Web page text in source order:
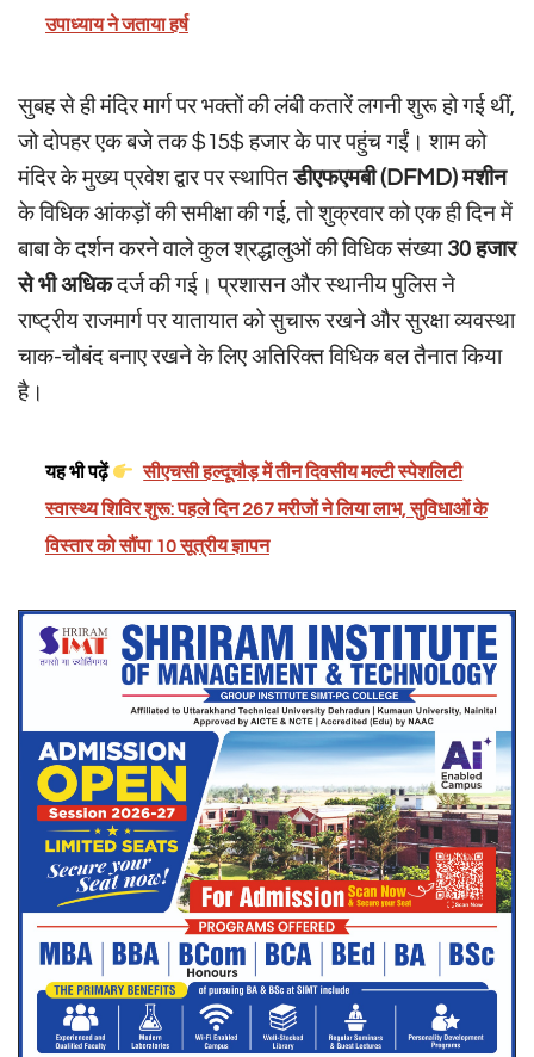
उपाध्याय ने जताया हर्ष
सुबह से ही मंदिर मार्ग पर भक्तों की लंबी कतारें लगनी शुरू हो गई थीं,
जो दोपहर एक बजे तक$15$ हजार के पार पहुंच गईं। शाम को
मंदिर के मुख्य प्रवेश द्वार पर स्थापितडीएफएमबी (DFMD) मशीन
के विधिक आंकड़ों की समीक्षा की गई, तो शुक्रवार को एक ही दिन में
बाबा के दर्शन करने वाले कुल श्रद्धालुओं की विधिक संख्या 30हजार
से भी अधिकदर्ज की गई। प्रशासन और स्थानीय पुलिस ने
राष्ट्रीय राजमार्ग पर यातायात को सुचारू रखने और सुरक्षा व्यवस्था
चाक-चौबंद बनाए रखने के लिए अतिरिक्त विधिक बल तैनात किया
है।
यह भी पढ़ें
सीएचसी हल्दूचौड़ में तीन दिवसीय मल्टी स्पेशलिटी
स्वास्थ्य शिविर शुरू: पहले दिन 267 मरीजों ने लिया लाभ, सुविधाओं के
विस्तार को सौंपा 10 सूत्रीय ज्ञापन